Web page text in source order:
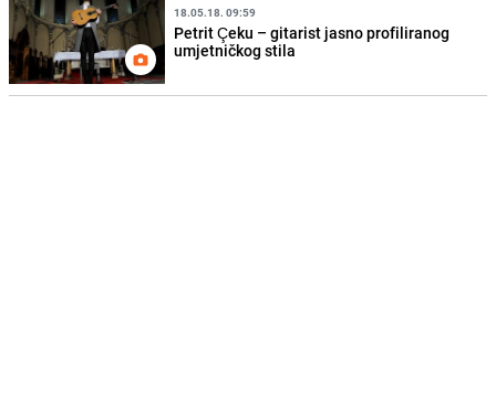
18.05.18. 09:59
Petrit Çeku – gitarist jasno profiliranog
umjetničkog stila